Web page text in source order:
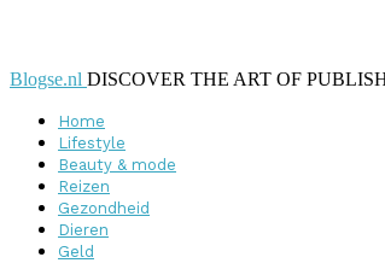
Blogse.nl DISCOVER THE ART OF
Home
Lifestyle
Beauty & mode
Reizen
Gezondheid
Dieren
Geld